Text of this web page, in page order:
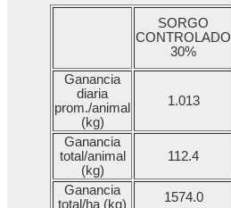
SORGO
CONTROLADO
30%
Ganancia
diaria
prom./animal
(kg)
1.013
Ganancia
total/animal
(kg)
112.4
Ganancia
total/ha (kg)
1574.0